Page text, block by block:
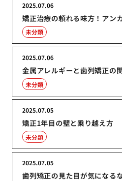
矯正治療の頼れる味方！アン
2025.07.06
未分類
金属アレルギーと歯列矯正の
2025.07.06
未分類
矯正1年目の壁と乗り越え方
2025.07.05
未分類
歯列矯正の見た目が気になる
2025.07.05